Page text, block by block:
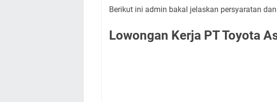
Berikut ini admin bakal jelaskan persyaratan
Lowongan Kerja PT Toyota